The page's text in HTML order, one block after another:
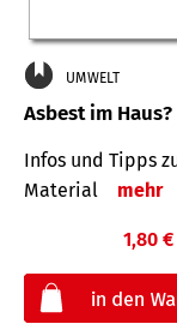
UMWELT
Asbest im Haus?
Infos und Tipps
Mate­rial
mehr
1,80 €